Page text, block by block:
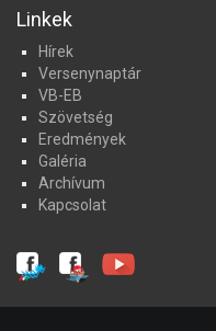
Linkek
Hírek
Versenynaptár
VB-EB
Szövetség
Eredmények
Galéria
Archívum
Kapcsolat